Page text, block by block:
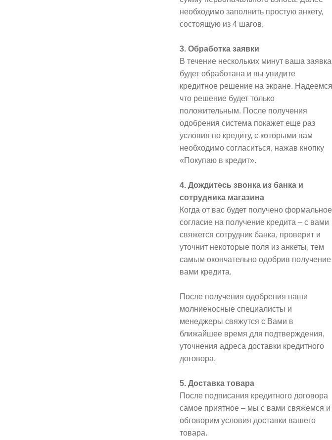
необходимо заполнить простую анкету,
состоящую из 4 шагов.
3. Обработка заявки
В течение нескольких минут ваша заявка
будет обработана и вы увидите
кредитное решение на экране.
что решение будет только
положительным. После получения
одобрения система покажет еще раз
условия по кредиту, с которыми вам
необходимо согласиться, нажав кнопку
«Покупаю в кредит».
4. Дождитесь звонка из банка и
сотрудника магазина
Когда от вас будет получено формальное
согласие на получение кредита – с вами
свяжется сотрудник банка, проверит и
уточнит некоторые поля из анкеты, тем
самым окончательно одобрив получение
вами кредита.
После получения одобрения наши
молниеносные специалисты и
менеджеры свяжутся с Вами в
ближайшее время для подтверждения,
уточнения адреса доставки кредитного
договора.
5. Доставка товара
После подписания кредитного договора
самое приятное – мы с вами свяжемся и
обговорим условия доставки вашего
товара.